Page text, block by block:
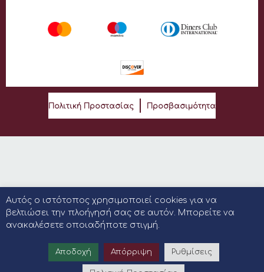
Πολιτική Προστασίας Προσβασιμότητα
Αυτός ο ιστότοπος χρησιμοποιεί cookies για να
βελτιώσει την πλοήγησή σας σε αυτόν. Μπορείτε να
ανακαλέσετε οποιαδήποτε στιγμή.
Αποδοχή Απόρριψη Ρυθμίσεις